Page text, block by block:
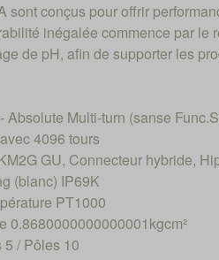
sont conçus pour offrir
inégalée commence par
de pH, afin de supporter les
Absolute Multi-turn (sanse
4096 tours
GU, Connecteur hybride,
(blanc) IP69K
PT1000
0.8680000000000001kgcm²
/ Pôles 10